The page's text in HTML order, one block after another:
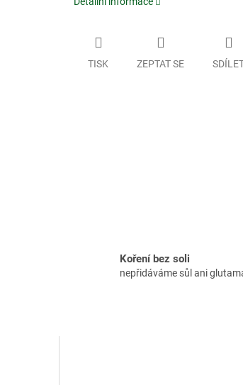
TISK ZEPTAT SE
Koření bez soli
nepřidáváme sůl ani